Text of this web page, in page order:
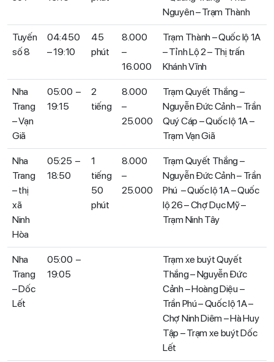
Nguyên – Trạm Thành
Tuyến
số 8
04:450
– 19:10
45
phút
8.000
–
16.000
Trạm Thành – Quốc lộ 1A
– Tỉnh Lộ 2 – Thị trấn
Khánh Vĩnh
Nha
Trang
– Vạn
Giã
05:00 –
19:15
2
tiếng
8.000
–
25.000
Trạm Quyết Thắng –
Nguyễn Đức Cảnh – Trần
Quý Cáp – Quốc lộ 1A –
Trạm Vạn Giã
Nha
Trang
– thị
xã
Ninh
Hòa
05:25 –
18:50
1
tiếng
50
phút
8.000
–
25.000
Trạm Quyết Thắng –
Nguyễn Đức Cảnh – Trần
Phú – Quốc lộ 1A – Quốc
lộ 26 – Chợ Dục Mỹ –
Trạm Ninh Tây
Nha
Trang
– Dốc
Lết
05:00 –
19:05
Trạm xe buýt Quyết
Thắng – Nguyễn Đức
Cảnh – Hoàng Diệu –
Trần Phú – Quốc lộ 1A –
Chợ Ninh Diêm – Hà Huy
Tập – Trạm xe buýt Dốc
Lết